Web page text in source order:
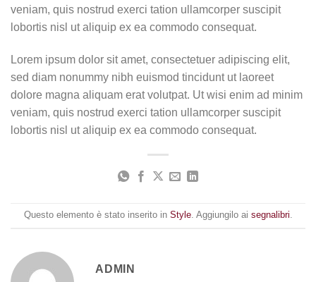
veniam, quis nostrud exerci tation ullamcorper suscipit
lobortis nisl ut aliquip ex ea commodo consequat.
Lorem ipsum dolor sit amet, consectetuer adipiscing elit,
sed diam nonummy nibh euismod tincidunt ut laoreet
dolore magna aliquam erat volutpat. Ut wisi enim ad minim
veniam, quis nostrud exerci tation ullamcorper suscipit
lobortis nisl ut aliquip ex ea commodo consequat.
Questo elemento è stato inserito in Style. Aggiungilo ai segnalibri.
ADMIN